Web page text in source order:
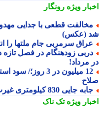
ویژهرونگار
(عکس)
سرمربی جام ملتها را
زودهنگام در فصل تازه
مرداد!
12 میلیون در 3 روز؛/
جایی 830 کیلومتری غیرت به خاطر کانیه وست!
ویژهتک ناک